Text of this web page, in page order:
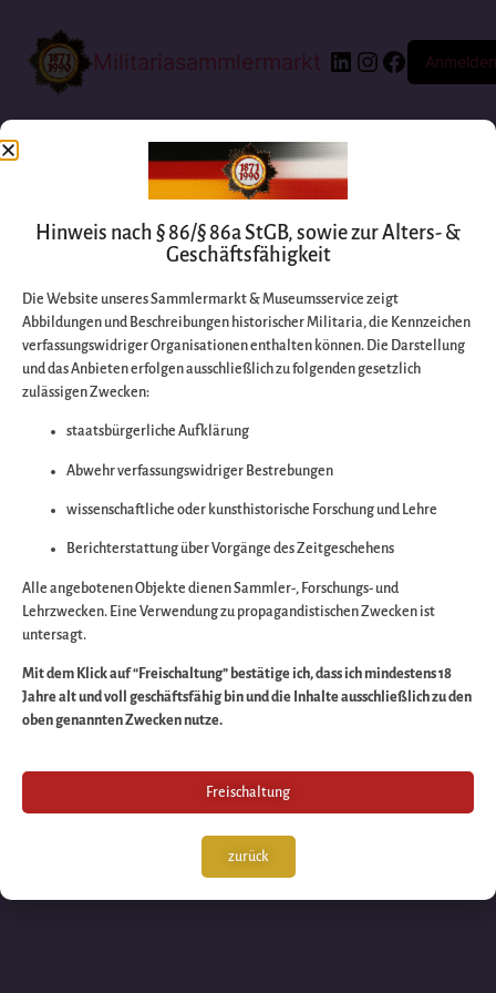
Militariasammlermarkt Anmelden
Entschuldigen Sie
bitte die
Wir arbeiten an
großartigen Sache
schauen Sie bald
wieder vorbei!
Hinweis nach § 86/§ 86a StGB, sowie zur Alters- &
Geschäftsfähigkeit
Die Website unseres Sammlermarkt & Museumsservice zeigt
Abbildungen und Beschreibungen historischer Militaria, die Kennzeichen
verfassungswidriger Organisationen enthalten können. Die Darstellung
und das Anbieten erfolgen ausschließlich zu folgenden gesetzlich
zulässigen Zwecken:
staatsbürgerliche Aufklärung
Abwehr verfassungswidriger Bestrebungen
wissenschaftliche oder kunsthistorische Forschung und Lehre
Berichterstattung über Vorgänge des Zeitgeschehens
Alle angebotenen Objekte dienen Sammler-, Forschungs- und
Lehrzwecken. Eine Verwendung zu propagandistischen Zwecken ist
untersagt.
Mit dem Klick auf “Freischaltung” bestätige ich, dass ich mindestens 18
Jahre alt und voll geschäftsfähig bin und die Inhalte ausschließlich zu den
oben genannten Zwecken nutze.
Freischaltung
zurück